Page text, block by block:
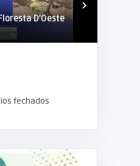
D’Oeste
fechados